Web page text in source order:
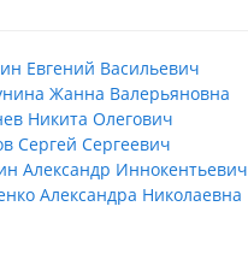
Евгений Васильевич
Жанна Валерьяновна
Никита Олегович
Сергей Сергеевич
Александр Иннокентьевич
Александра Николаевна